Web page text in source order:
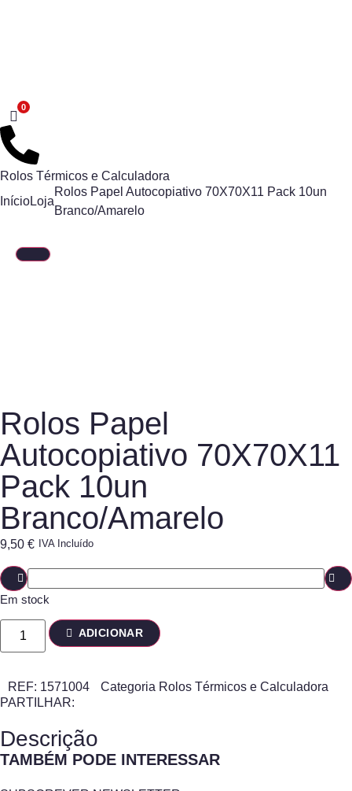
Rolos Térmicos e Calculadora
InícioLoja
Rolos Papel Autocopiativo 70X70X11 Pack 10un
Branco/Amarelo
Rolos Papel
Autocopiativo 70X70X11
Pack 10un
Branco/Amarelo
9,50 € IVA Incluído
Em stock
ADICIONAR
REF: 1571004 Categoria Rolos Térmicos e Calculadora
PARTILHAR:
Descrição
TAMBÉM PODE INTERESSAR